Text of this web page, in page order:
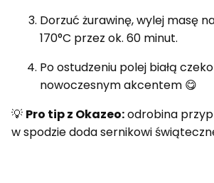
Dorzuć żurawinę, wylej masę
170°C przez ok. 60 minut.
Po ostudzeniu polej białą
nowoczesnym akcentem 😋
💡 Pro tip z Okazeo:odrobina
w spodzie doda sernikowi